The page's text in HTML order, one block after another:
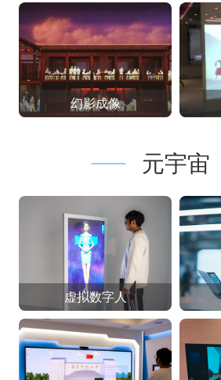
幻影成像
元宇宙
虚拟数字人